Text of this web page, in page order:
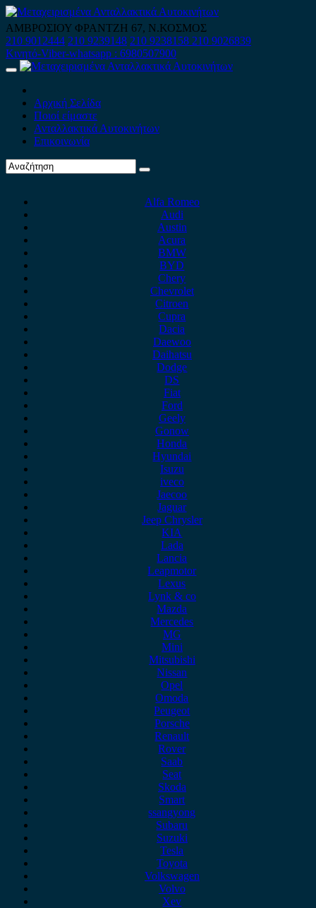
Skip
to
content
ΑΜΒΡΟΣΙΟΥ ΦΡΑΝΤΖΗ 67, Ν.ΚΟΣΜΟΣ
210 9012444 210 9239148 210 9238158 210 9026839
Κινητό-Viber-whatsapp : 6980507900
Primary
Αρχική Σελίδα
Ποιοί είμαστε
Ανταλλακτικά Αυτοκινήτων
Επικοινωνία
Alfa Romeo
Audi
Austin
Acura
BMW
BYD
Chery
Chevrolet
Citroen
Cupra
Dacia
Daewoo
Daihatsu
Dodge
DS
Fiat
Ford
Geely
Gonow
Honda
Hyundai
Isuzu
iveco
Jaecoo
Jaguar
Jeep Chrysler
KIA
Lada
Lancia
Leapmotor
Lexus
Lynk & co
Mazda
Mercedes
MG
Mini
Mitsubishi
Nissan
Opel
Omoda
Peugeot
Porsche
Renault
Rover
Saab
Seat
Skoda
Smart
ssangyong
Subaru
Suzuki
Tesla
Toyota
Volkswagen
Volvo
Xev